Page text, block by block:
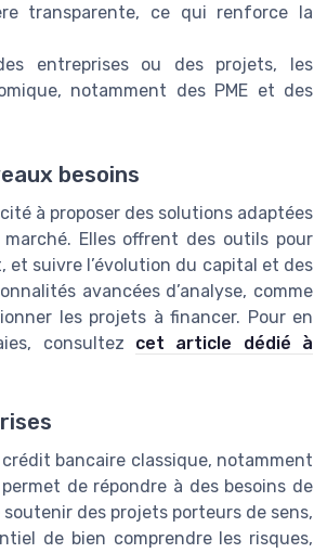
transparente, ce qui renforce la
entreprises ou des projets, les
notamment des PME et des
besoins
à proposer des solutions adaptées
Elles offrent des outils pour
et suivre l’évolution du capital et des
avancées d’analyse, comme
les projets à financer. Pour en
consultez cet article dédié à
bancaire classique, notamment
de répondre à des besoins de
des projets porteurs de sens,
de bien comprendre les risques,